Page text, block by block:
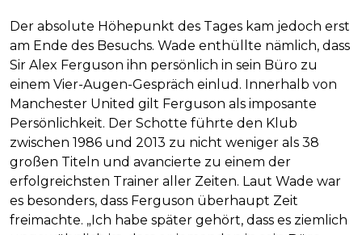
Der absolute Höhepunkt des Tages kam jedoch erst
am Ende des Besuchs. Wade enthüllte nämlich, dass
Sir Alex Ferguson ihn persönlich in sein Büro zu
einem Vier-Augen-Gespräch einlud. Innerhalb von
Manchester United gilt Ferguson als imposante
Persönlichkeit. Der Schotte führte den Klub
zwischen 1986 und 2013 zu nicht weniger als 38
großen Titeln und avancierte zu einem der
erfolgreichsten Trainer aller Zeiten. Laut Wade war
es besonders, dass Ferguson überhaupt Zeit
freimachte. „Ich habe später gehört, dass es ziemlich